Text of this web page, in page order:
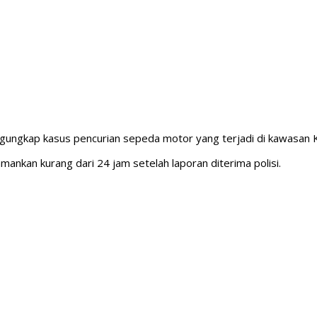
kasus pencurian sepeda motor yang terjadi di kawasan
kurang dari 24 jam setelah laporan diterima polisi.